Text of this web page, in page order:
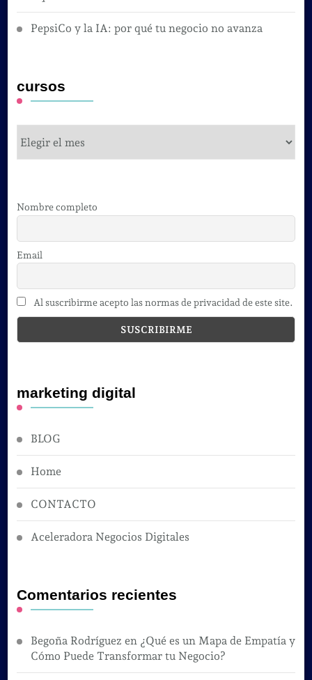
PepsiCo y la IA: por qué tu negocio no avanza
cursos
Nombre completo
Email
Al suscribirme acepto las normas de privacidad de este site.
marketing digital
BLOG
Home
CONTACTO
Aceleradora Negocios Digitales
Comentarios recientes
Begoña Rodríguez en ¿Qué es un Mapa de Empatía y
Cómo Puede Transformar tu Negocio?